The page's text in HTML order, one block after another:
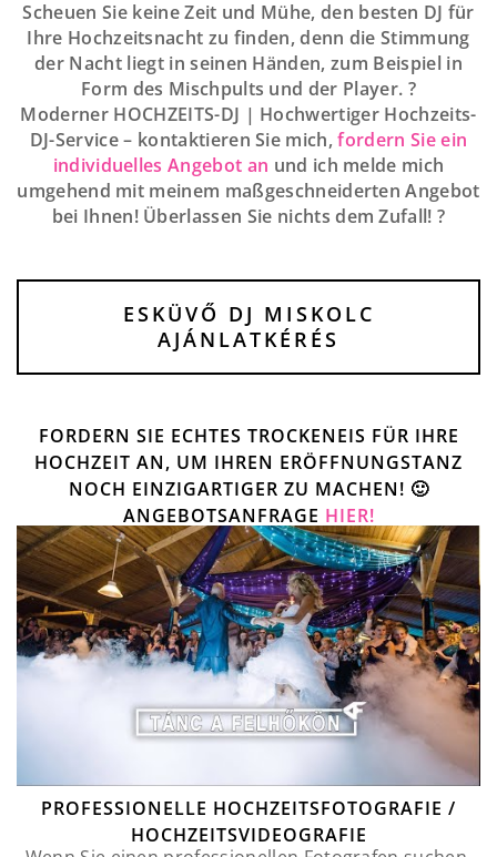
Scheuen Sie keine Zeit und Mühe, den besten DJ für
Ihre Hochzeitsnacht zu finden, denn die Stimmung
der Nacht liegt in seinen Händen, zum Beispiel in
Form des Mischpults und der Player. ?
Moderner HOCHZEITS-DJ | Hochwertiger Hochzeits-
DJ-Service – kontaktieren Sie mich,fordern Sie ein
individuelles Angebot an und ich melde mich
umgehend mit meinem maßgeschneiderten Angebot
bei Ihnen! Überlassen Sie nichts dem Zufall! ?
ESKÜVŐ DJ MISKOLC
AJÁNLATKÉRÉS
FORDERN SIE ECHTES TROCKENEIS FÜR IHRE
HOCHZEIT AN, UM IHREN ERÖFFNUNGSTANZ
NOCH EINZIGARTIGER ZU MACHEN! 🙂
ANGEBOTSANFRAGE HIER!
PROFESSIONELLE HOCHZEITSFOTOGRAFIE /
HOCHZEITSVIDEOGRAFIE